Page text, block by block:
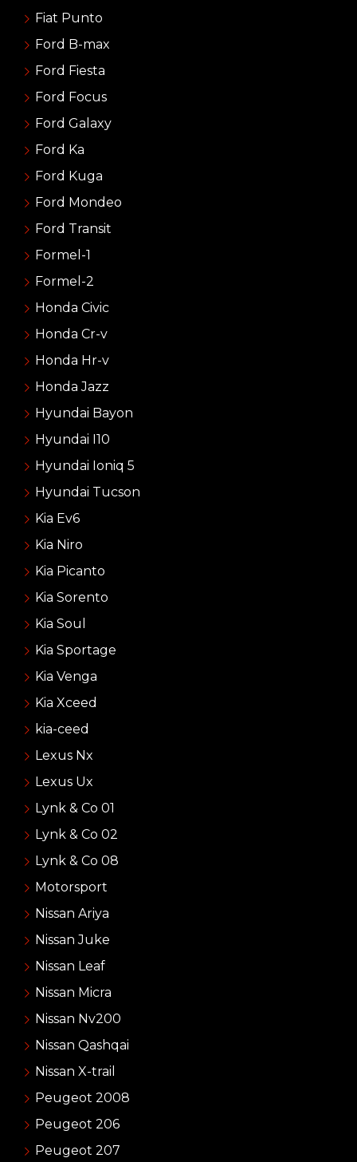
Fiat Punto
Ford B-max
Ford Fiesta
Ford Focus
Ford Galaxy
Ford Ka
Ford Kuga
Ford Mondeo
Ford Transit
Formel-1
Formel-2
Honda Civic
Honda Cr-v
Honda Hr-v
Honda Jazz
Hyundai Bayon
Hyundai I10
Hyundai Ioniq 5
Hyundai Tucson
Kia Ev6
Kia Niro
Kia Picanto
Kia Sorento
Kia Soul
Kia Sportage
Kia Venga
Kia Xceed
kia-ceed
Lexus Nx
Lexus Ux
Lynk & Co 01
Lynk & Co 02
Lynk & Co 08
Motorsport
Nissan Ariya
Nissan Juke
Nissan Leaf
Nissan Micra
Nissan Nv200
Nissan Qashqai
Nissan X-trail
Peugeot 2008
Peugeot 206
Peugeot 207